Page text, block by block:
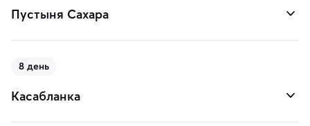
Пустыня Сахара
8 день
Касабланка